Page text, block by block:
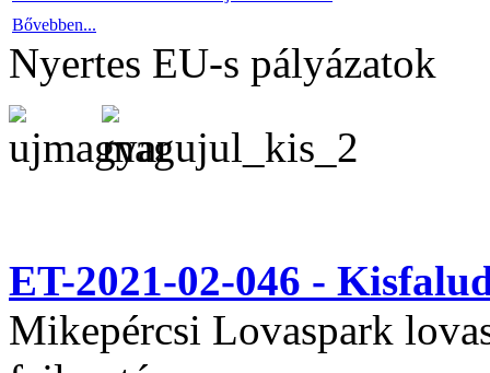
Bővebben...
Nyertes EU-s pályázatok
ET-2021-02-046 -
Mikepércsi Lovaspark